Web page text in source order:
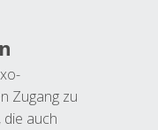
Zugang zu
auch